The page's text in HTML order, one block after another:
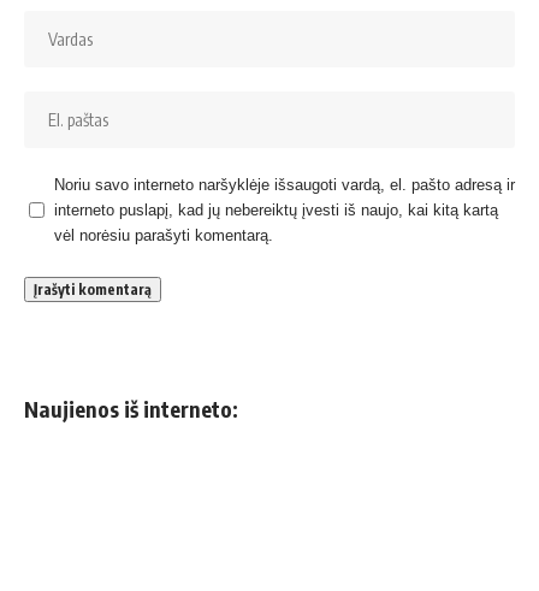
Noriu savo interneto naršyklėje išsaugoti vardą, el. pašto adresą ir
interneto puslapį, kad jų nebereiktų įvesti iš naujo, kai kitą kartą
vėl norėsiu parašyti komentarą.
Naujienos iš interneto: